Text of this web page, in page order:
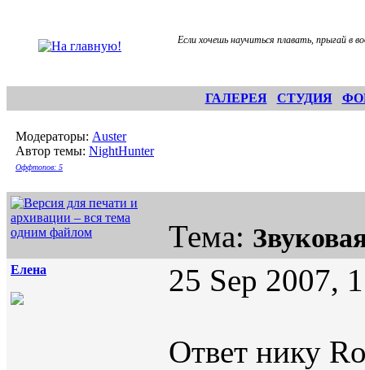
Если хочешь научиться плавать, прыгай в
ГАЛЕРЕЯ СТУДИЯ
Модераторы: Auster
Автор темы: NightHunter
Оффтопов: 5
Тема:
Елена 25 Sep 2007,
Ответ нику